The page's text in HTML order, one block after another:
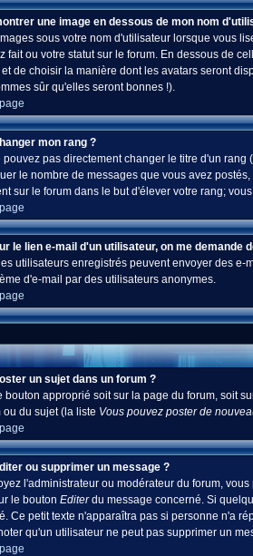
une image en dessous de mon nom
sous votre nom d'utilisateur lorsque vous
fait ou votre statut sur le forum. En dessous de
de choisir la manière dont les avatars seront
sûr qu'elles seront bonnes !).
mon rang ?
pouvez pas directement changer le titre d'un
le nombre de messages que vous avez
sur le forum dans le but d'élever votre rang;
le lien e-mail d'un utilisateur, on me demande
utilisateurs enregistrés peuvent envoyer des
d'e-mail par des utilisateurs anonymes.
un sujet dans un forum ?
bouton approprié soit sur la page du forum, soit
du sujet (la liste Vous pouvez poster de
ou supprimer un message ?
l'administrateur ou modérateur du forum,
le bouton Editerdu message concerné. Si
Ce petit texte n'apparaîtra pas si personne n'a
qu'un utilisateur ne peut pas supprimer un